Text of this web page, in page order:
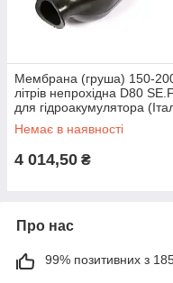
Мембрана (груша) 150-
літрів непрохідна D80
для гідроакумулятора
Немає в наявності
4 014,50 ₴
Про нас
99% позитивних з 185